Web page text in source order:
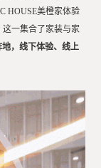
HOUSE美橙家体验
一集合了家装与家
，线下体验、线上